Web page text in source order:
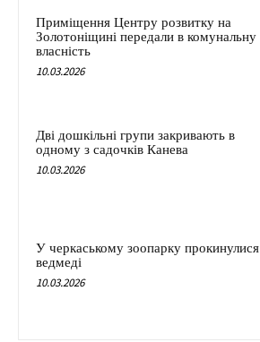
Приміщення Центру розвитку на
Золотоніщині передали в комунальну
власність
10.03.2026
Дві дошкільні групи закривають в
одному з садочків Канева
10.03.2026
У черкаському зоопарку прокинулися
ведмеді
10.03.2026